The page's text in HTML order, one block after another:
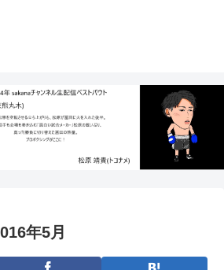
年5月